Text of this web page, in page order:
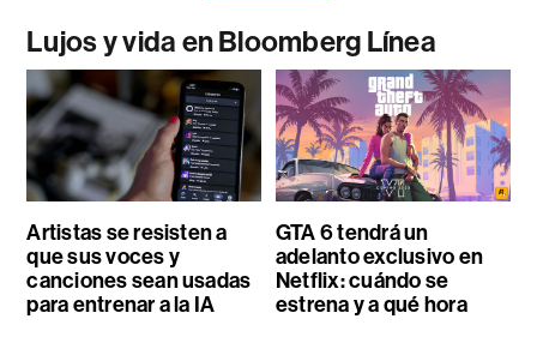
Lujos y vida en Bloomberg Línea
Artistas se resisten a
que sus voces y
canciones sean usadas
para entrenar a la IA
GTA 6 tendrá un
adelanto exclusivo en
Netflix: cuándo se
estrena y a qué hora